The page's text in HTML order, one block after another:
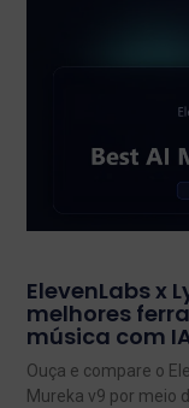
ElevenLabs x
melhores
música com
Ouça e compare o
Mureka v9 por meio